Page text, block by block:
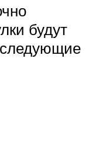
будут
следующие